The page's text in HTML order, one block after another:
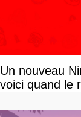
Un nouveau
voici quand le